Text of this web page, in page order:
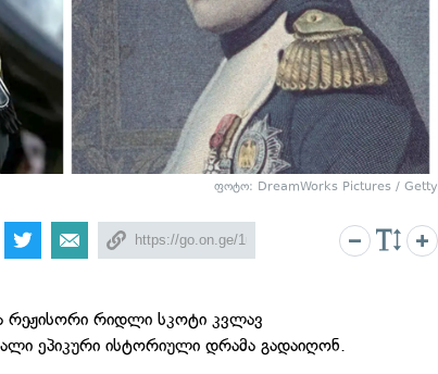
ფოტო: DreamWorks Pictures / Getty
რეჟისორი რიდლი სკოტი კვლავ
ეპიკური ისტორიული დრამა გადაიღონ.